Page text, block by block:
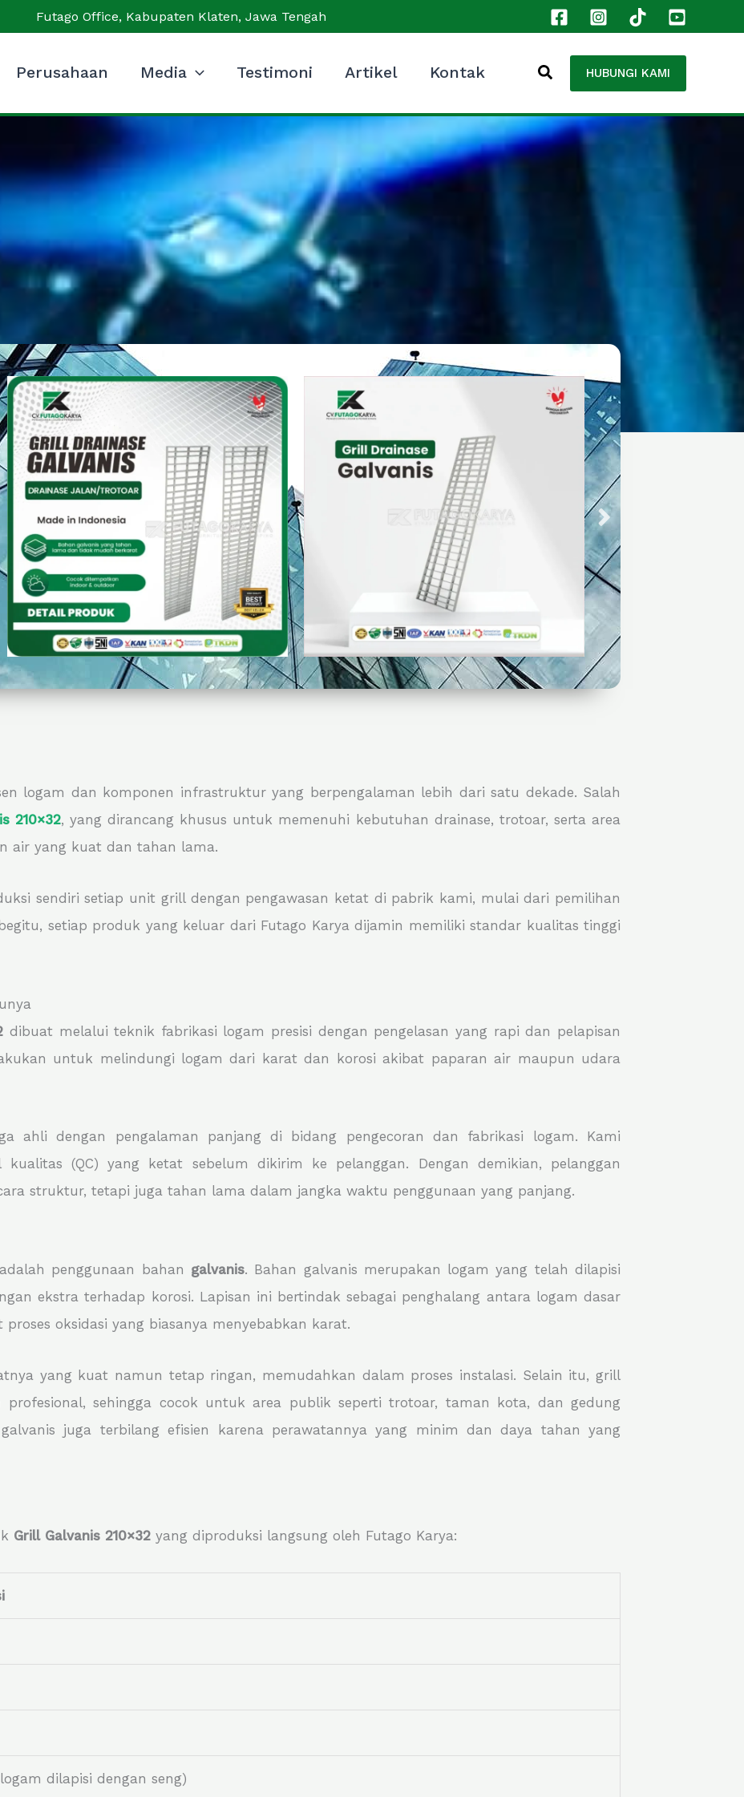
Futago Office, Kabupaten Klaten, Jawa Tengah
Perusahaan Media Testimoni Artikel Kontak HUBUNGI KAMI
logam dan komponen infrastruktur yang berpengalaman lebih dari satu dekade. Salah
210×32, yang dirancang khusus untuk memenuhi kebutuhan drainase, trotoar, serta area
air yang kuat dan tahan lama.
sendiri setiap unit grill dengan pengawasan ketat di pabrik kami, mulai dari pemilihan
setiap produk yang keluar dari Futago Karya dijamin memiliki standar kualitas tinggi
dibuat melalui teknik fabrikasi logam presisi dengan pengelasan yang rapi dan pelapisan
untuk melindungi logam dari karat dan korosi akibat paparan air maupun udara
ahli dengan pengalaman panjang di bidang pengecoran dan fabrikasi logam. Kami
(QC) yang ketat sebelum dikirim ke pelanggan. Dengan demikian, pelanggan
struktur, tetapi juga tahan lama dalam jangka waktu penggunaan yang panjang.
penggunaan bahan galvanis. Bahan galvanis merupakan logam yang telah dilapisi
ekstra terhadap korosi. Lapisan ini bertindak sebagai penghalang antara logam dasar
oksidasi yang biasanya menyebabkan karat.
yang kuat namun tetap ringan, memudahkan dalam proses instalasi. Selain itu, grill
sehingga cocok untuk area publik seperti trotoar, taman kota, dan gedung
juga terbilang efisien karena perawatannya yang minim dan daya tahan yang
Grill Galvanis 210×32 yang diproduksi langsung oleh Futago Karya:
dilapisi dengan seng)